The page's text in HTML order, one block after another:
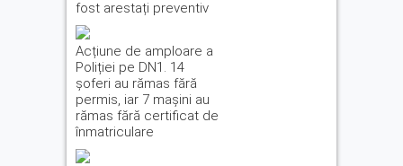
fost arestați preventiv
Acțiune de amploare a
Poliției pe DN1. 14
șoferi au rămas fără
permis, iar 7 mașini au
rămas fără certificat de
înmatriculare